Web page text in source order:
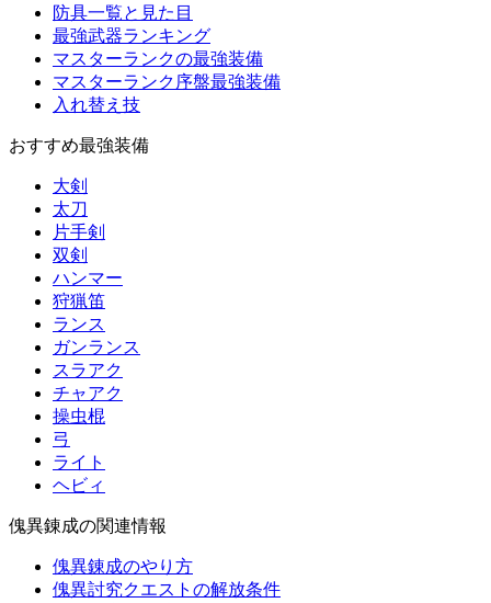
防具一覧と見た目
最強武器ランキング
マスターランクの最強装備
マスターランク序盤最強装備
入れ替え技
おすすめ最強装備
大剣
太刀
片手剣
双剣
ハンマー
狩猟笛
ランス
ガンランス
スラアク
チャアク
操虫棍
弓
ライト
ヘビィ
傀異錬成の関連情報
傀異錬成のやり方
傀異討究クエストの解放条件